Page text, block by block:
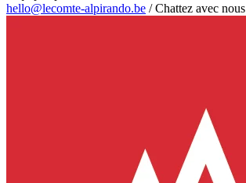
hello@lecomte-alpirando.be /Chattez avec nous